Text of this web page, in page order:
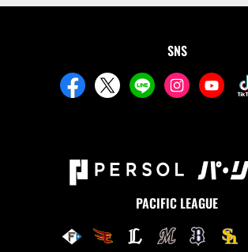
SNS
PACIFIC LEAGUE